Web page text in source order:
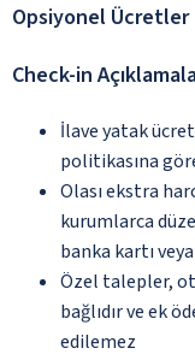
Opsiyonel Ücretler
Check-in
İlave yatak
politikasına
Olası ekstra
kurumlarca
banka kartı
Özel talepler,
bağlıdır ve ek
edilemez